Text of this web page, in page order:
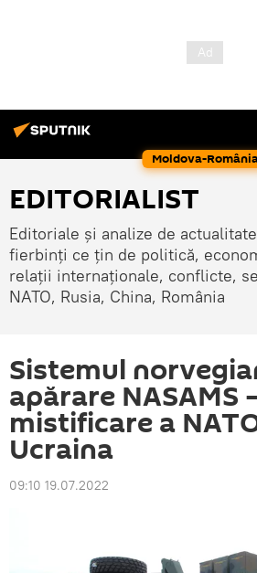
Moldova-
EDITORIALIST
Editoriale și analize de
fierbinți ce țin de politică,
relații internaționale, conflicte,
NATO, Rusia, China, România
Sistemul
apărare NASAMS
mistificare a
Ucraina
09:10 19.07.2022